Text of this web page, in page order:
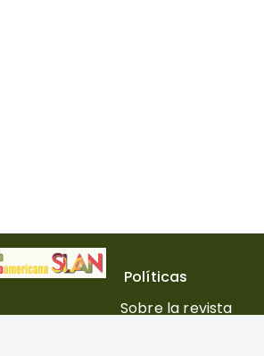
Políticas
Sobre la revista